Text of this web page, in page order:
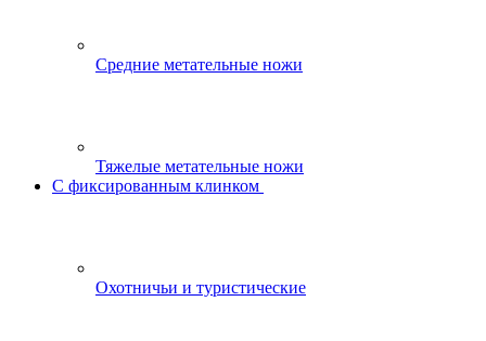
Средние метательные ножи
Тяжелые метательные ножи
С фиксированным клинком
Охотничьи и туристические